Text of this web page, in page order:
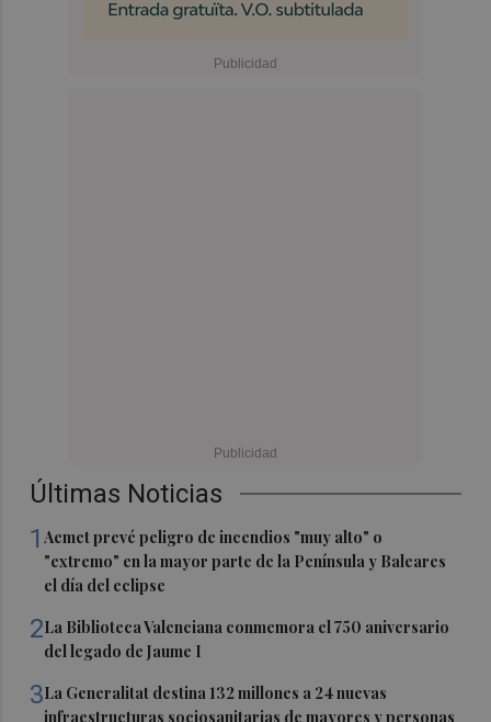
Últimas Noticias
1Aemet prevé peligro de incendios "muy alto" o
"extremo" en la mayor parte de la Península y Baleares
el día del eclipse
2La Biblioteca Valenciana conmemora el 750 aniversario
del legado de Jaume I
3La Generalitat destina 132 millones a 24 nuevas
infraestructuras sociosanitarias de mayores y personas